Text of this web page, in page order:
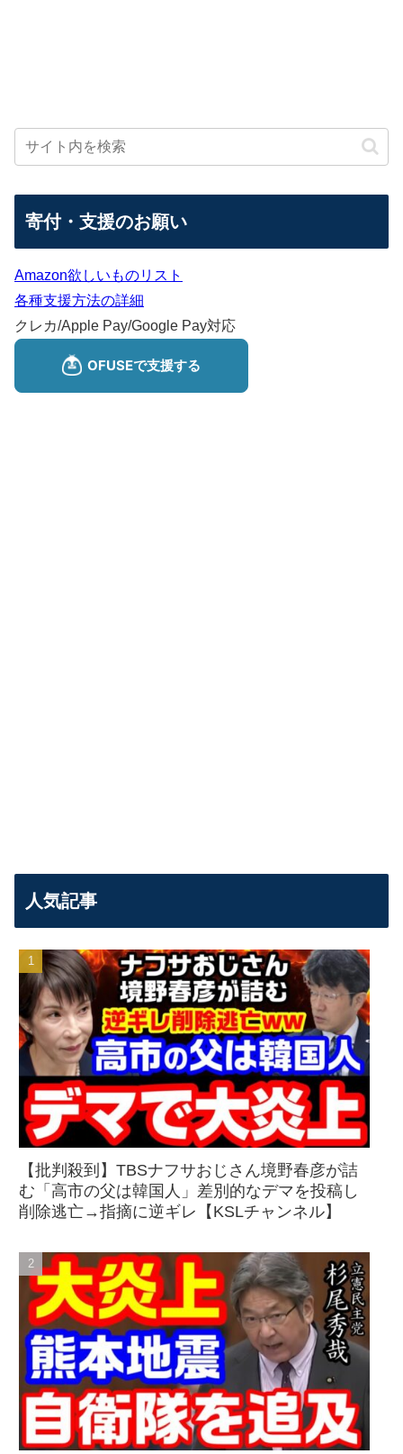
寄付・支援のお願い
Amazon欲しいものリスト
各種支援方法の詳細
クレカ/Apple Pay/Google Pay対応
人気記事
【批判殺到】TBSナフサおじさん境野春彦が詰
む「高市の父は韓国人」差別的なデマを投稿し
削除逃亡→指摘に逆ギレ【KSLチャンネル】